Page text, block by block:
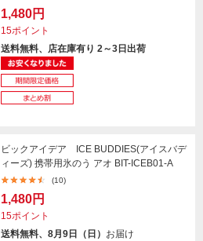
1,480円
15ポイント
送料無料、店在庫有り 2～3日出荷
ビックアイデア ICE BUDDIES(アイスバデ
ィーズ) 携帯用氷のう アオ BIT-ICEB01-A
(10)
1,480円
15ポイント
送料無料、8月9日（日） お届け